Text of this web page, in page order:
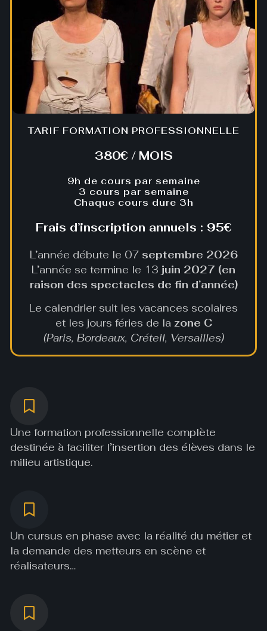
TARIF FORMATION PROFESSIONNELLE
380€ / MOIS
9h de cours par semaine
3 cours par semaine
Chaque cours dure 3h
Frais d’inscription annuels : 95€
L’année débute le 07 septembre 2026
L’année se termine le 13 juin 2027 (en
raison des spectacles de fin d’année)
Le calendrier suit les vacances scolaires
et les jours féries de la zone C
(Paris, Bordeaux, Créteil, Versailles)
Une formation professionnelle complète
destinée à faciliter l’insertion des élèves dans le
milieu artistique.
Un cursus en phase avec la réalité du métier et
la demande des metteurs en scène et
réalisateurs…